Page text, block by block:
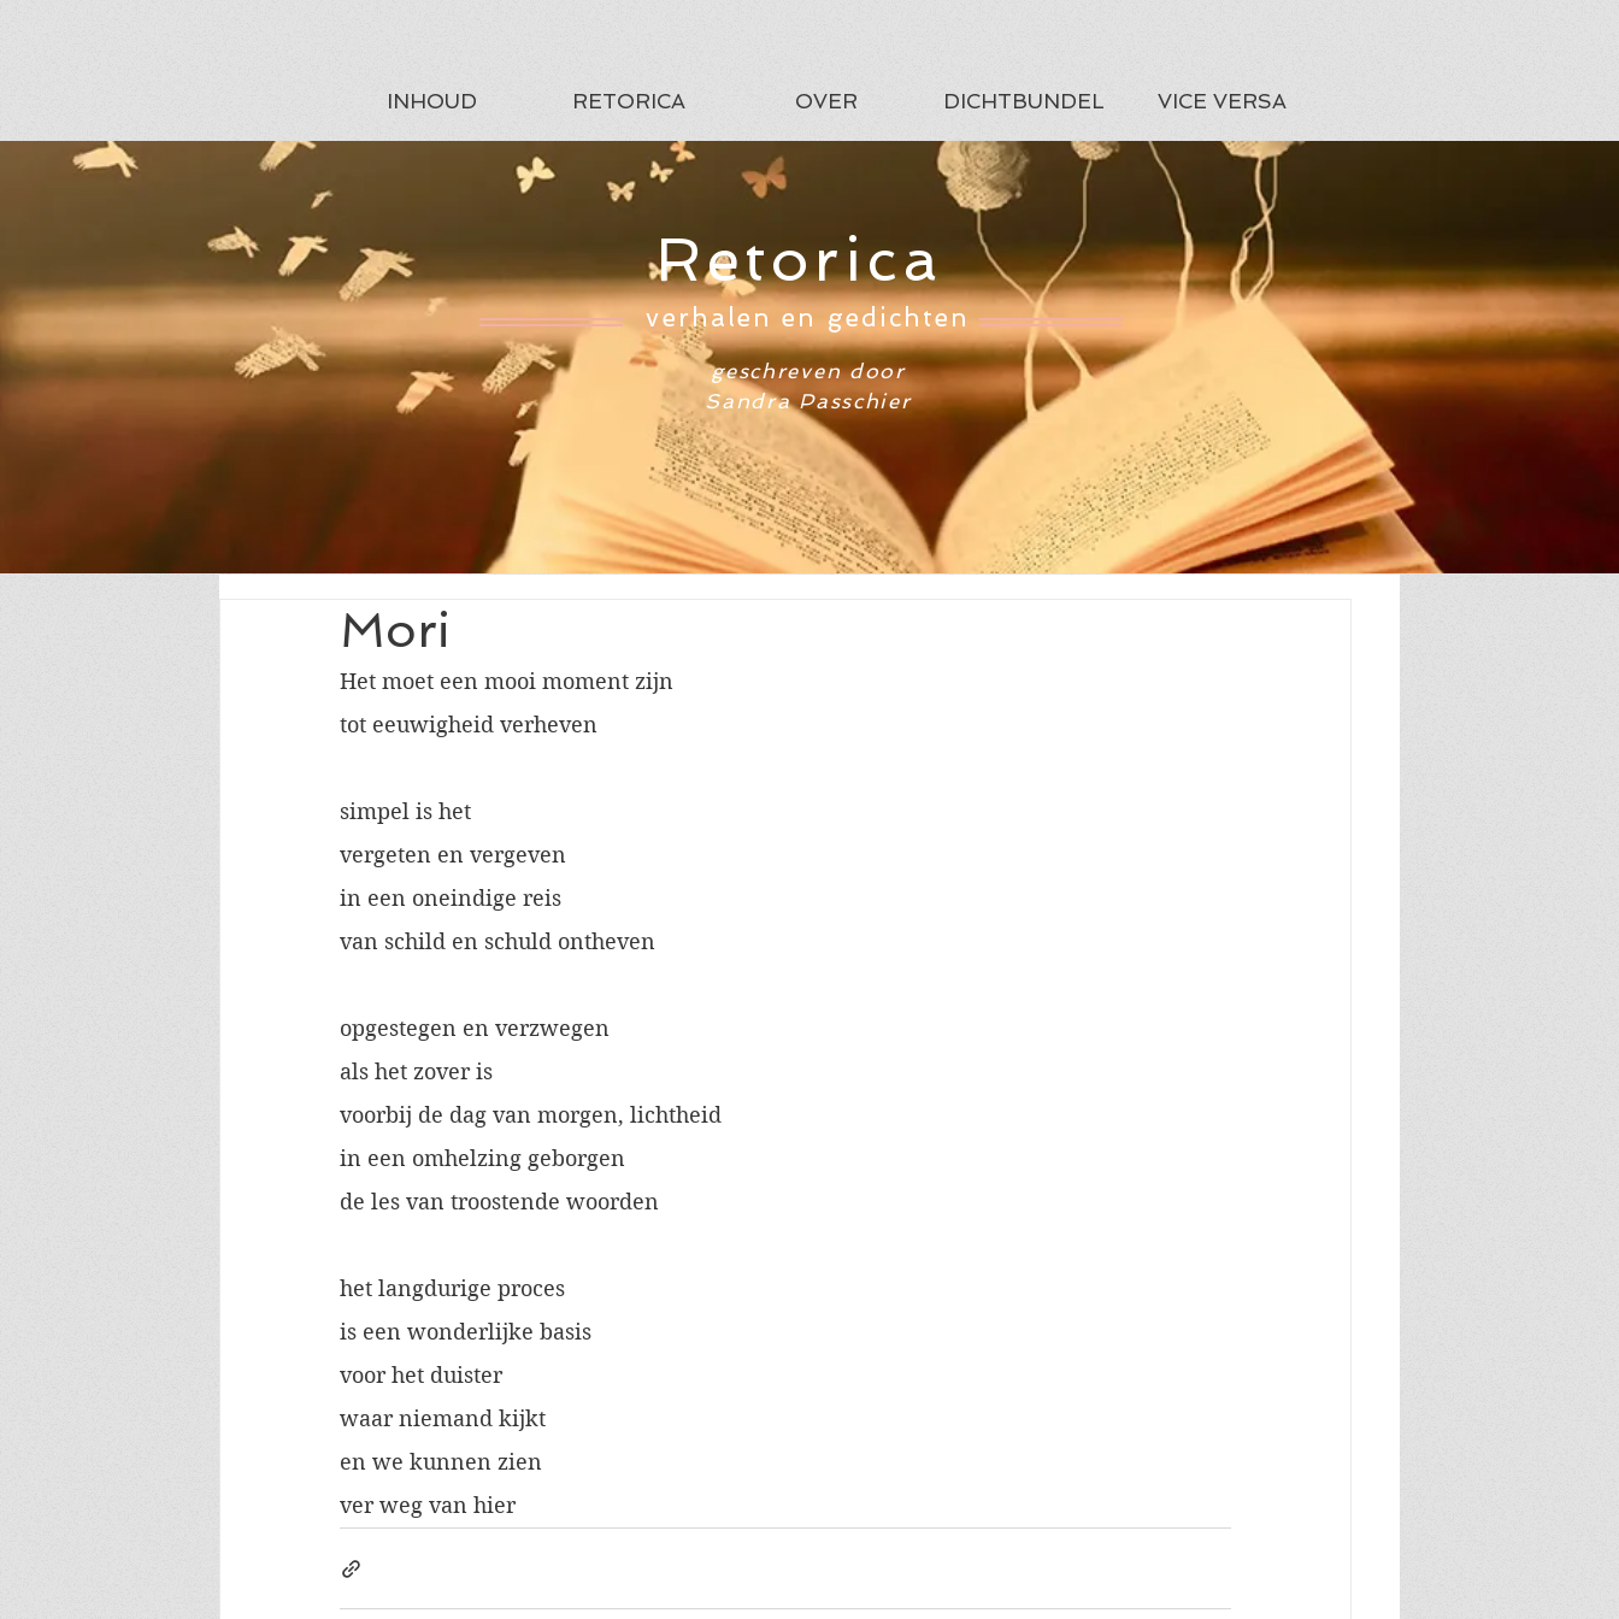
INHOUD RETORICA OVER DICHTBUNDEL VICE VERSA
Retorica
verhalen en gedichten
geschreven door
Sandra Passchier
Mori
Het moet een mooi moment zijn
tot eeuwigheid verheven
simpel is het
vergeten en vergeven
in een oneindige reis
van schild en schuld ontheven
opgestegen en verzwegen
als het zover is
voorbij de dag van morgen, lichtheid
in een omhelzing geborgen
de les van troostende woorden
het langdurige proces
is een wonderlijke basis
voor het duister
waar niemand kijkt
en we kunnen zien
ver weg van hier